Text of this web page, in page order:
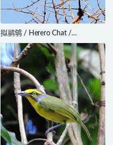
拟鹟鸲 / Herero Chat /
Namibornis herero